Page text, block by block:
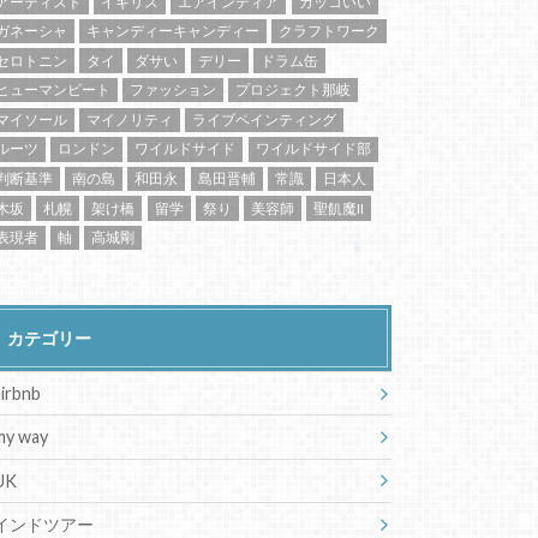
ネーシャ
キャンディーキャンディー
クラフトワーク
ロトニン
タイ ダサい デリー
ドラム缶
ューマンビート
ファッション
プロジェクト那岐
イソール
マイノリティ
ライブペインティング
ーツ
ロンドン ワイルドサイド
ワイルドサイド部
断基準
南の島 和田永 島田晋輔 常識
日本人
坂
札幌 架け橋 留学 祭り 美容師
聖飢魔II
現者
軸 高城剛
カテゴリー
way
ンドツアー